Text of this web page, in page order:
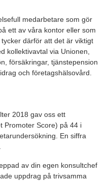
medarbetare som gör
ett av våra kontor eller som
därför att det är viktigt
kollektivavtal via Unionen,
försäkringar, tjänstepension
och företagshälsovård.
2018 gav oss ett
Promoter Score) på 44 i
En siffra
av din egen konsultchef
uppdrag på trivsamma